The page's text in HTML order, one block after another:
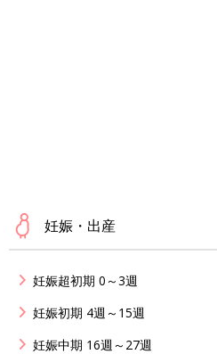
妊娠・出産
妊娠超初期 0～3週
妊娠初期 4週～15週
妊娠中期 16週～27週